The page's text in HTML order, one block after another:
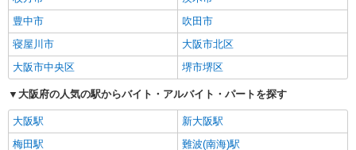
豊中市
吹田市
寝屋川市
大阪市北区
大阪市中央区
堺市堺区
大阪府の人気の駅からバイト・アルバイト・パートを探す
大阪駅
新大阪駅
梅田駅
難波(南海)駅